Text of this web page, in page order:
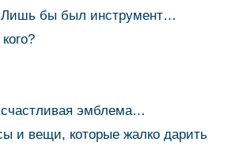
Лишь бы был инструмент…
эмблема…
и вещи, которые жалко дарить